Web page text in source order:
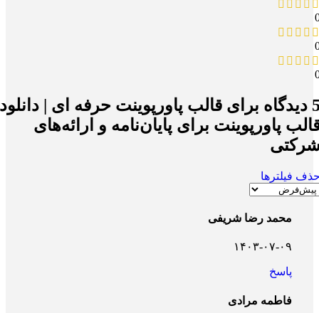
برای
قالب پاورپوینت حرفه ای | دانلود
پاورپوینت برای پایان‌نامه و ارائه‌های
فیلترها
محمد رضا شریفی
۱۴۰۳-۰۷-۰۹
پاسخ
فاطمه مرادی